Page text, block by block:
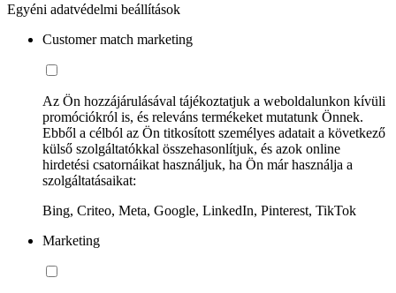
Egyéni adatvédelmi beállítások
Customer match marketing
Az Ön hozzájárulásával tájékoztatjuk a weboldalunkon kívüli
promóciókról is, és releváns termékeket mutatunk Önnek.
Ebből a célból az Ön titkosított személyes adatait a következő
külső szolgáltatókkal összehasonlítjuk, és azok online
hirdetési csatornáikat használjuk, ha Ön már használja a
szolgáltatásaikat:
Bing, Criteo, Meta, Google, LinkedIn, Pinterest, TikTok
Marketing